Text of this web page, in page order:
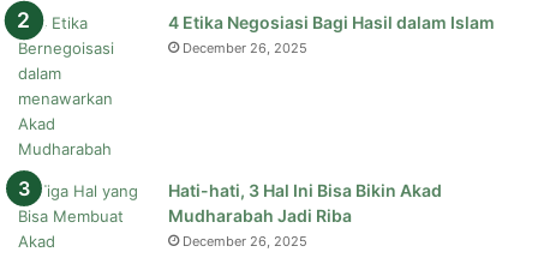
4 Etika Negosiasi Bagi Hasil dalam Islam
December 26, 2025
Hati-hati, 3 Hal Ini Bisa Bikin Akad
Mudharabah Jadi Riba
December 26, 2025